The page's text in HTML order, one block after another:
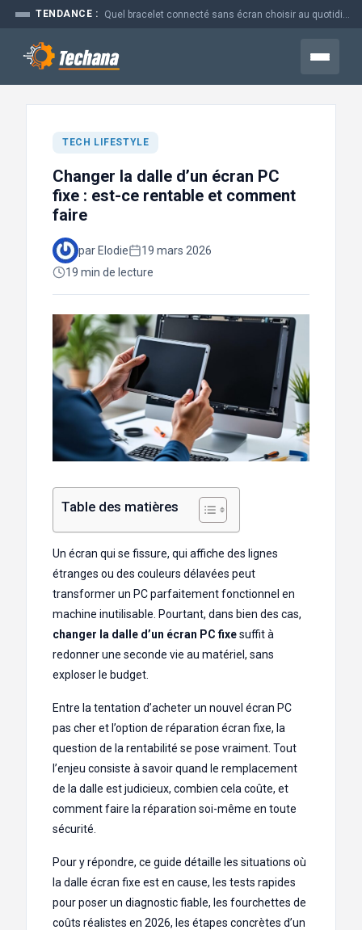
Aller
contenu
TENDANCE :
Menu
TECH LIFESTYLE
Changer la dalle d’un écran PC
fixe : est-ce rentable et comment
faire
par Elodie
19 mars 2026
19 min de lecture
Table des matières
Un écran qui se fissure, qui affiche des lignes
étranges ou des couleurs délavées peut
transformer un PC parfaitement fonctionnel en
machine inutilisable. Pourtant, dans bien des cas,
changer la dalle d’un écran PC fixesuffit à
redonner une seconde vie au matériel, sans
exploser le budget.
Entre la tentation d’acheter un nouvel écran PC
pas cher et l’option de réparation écran fixe, la
question de la rentabilité se pose vraiment. Tout
l’enjeu consiste à savoir quand le remplacement
de la dalle est judicieux, combien cela coûte, et
comment faire la réparation soi-même en toute
sécurité.
Pour y répondre, ce guide détaille les situations où
la dalle écran fixe est en cause, les tests rapides
pour poser un diagnostic fiable, les fourchettes de
coûts réalistes en 2026, les étapes concrètes d’un